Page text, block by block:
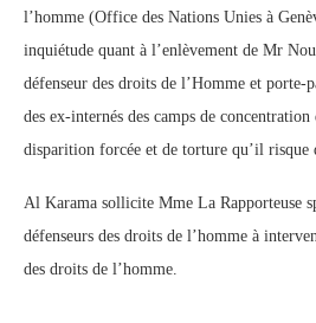
l’homme (Office des Nations Unies à
inquiétude quant à l’enlèvement de Mr
défenseur des droits de l’Homme et porte-
des ex-internés des camps de
disparition forcée et de torture qu’il risque
Al Karama sollicite Mme La Rapporteuse
défenseurs des droits de l’homme à
des droits de l’homme.